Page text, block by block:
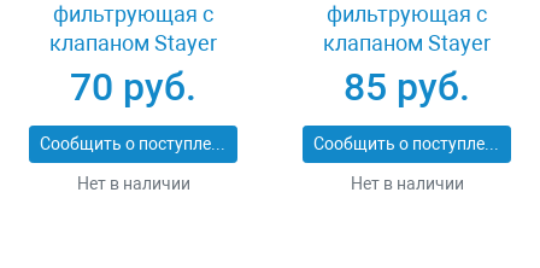
фильтрующая с
клапаном Stayer
11113_z01
70 руб.
Сообщить о поступлении
Нет в наличии
фильтрующая с
клапаном Stayer
MASTER 11116
85 руб.
Сообщить о поступлении
Нет в наличии